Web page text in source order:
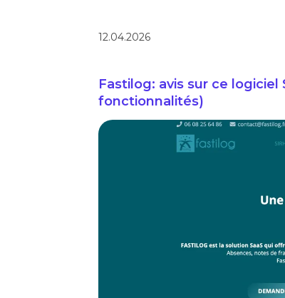
12.04.2026
Fastilog: avis sur ce
fonctionnalités)